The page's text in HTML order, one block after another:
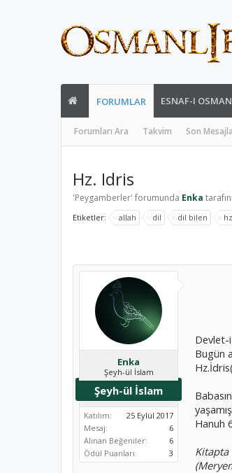
FORUMLAR
Forumları Ara Takvim Son
ESNAF-I
Hz. Idris
'Peygamberler' forumunda Enka
Etiketler: allah dil dil bilen
Enka
Şeyh-ül İslam
Şeyh-ül İslam
Katılım:
25 Eylül 2017
Mesaj:
6
Alınan Beğeniler:
6
Ödül Puanları:
3
Devlet-
Bugün
Hanuh